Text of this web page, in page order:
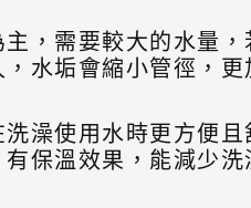
，需要較大的水量
水垢會縮小管徑，更
澡使用水時更方便
保溫效果，能減少